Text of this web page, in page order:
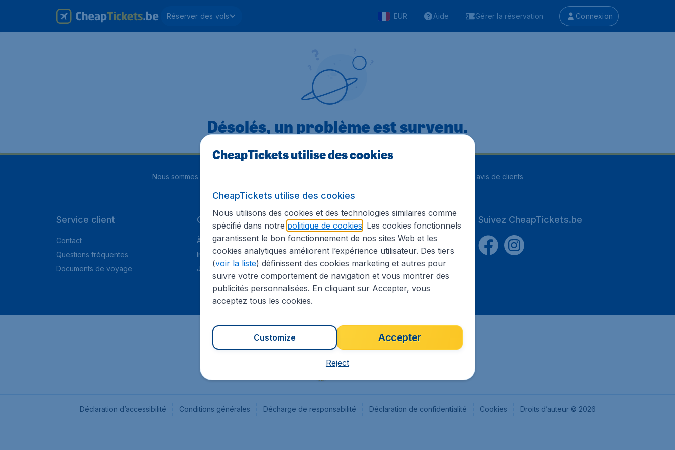
Réserver des vols EUR Aide Gérer la réservation Connexion
Désolés, un problème est survenu.
Nous sommes notés avis de clients
Service client
Contact
Questions fréquentes
Documents de voyage
CheapTickets.be
À propos
Information Légale
Jobs
Sites internationaux
Flugladen.de
CheapTickets.ch
CheapTickets.sg
CheapTickets.nl
Suivez CheapTickets.be
Déclaration d’accessibilité Conditions générales Décharge de responsabilité Déclaration de confidentialité Cookies Droits d’auteur © 2026
CheapTickets utilise des cookies
CheapTickets utilise des cookies
Nous utilisons des cookies et des technologies similaires comme
spécifié dans notre politique de cookies . Les cookies fonctionnels
garantissent le bon fonctionnement de nos sites Web et les
cookies analytiques améliorent l’expérience utilisateur. Des tiers
(voir la liste) définissent des cookies marketing et autres pour
suivre votre comportement de navigation et vous montrer des
publicités personnalisées. En cliquant sur Accepter, vous
acceptez tous les cookies.
Accepter
Customize
Reject